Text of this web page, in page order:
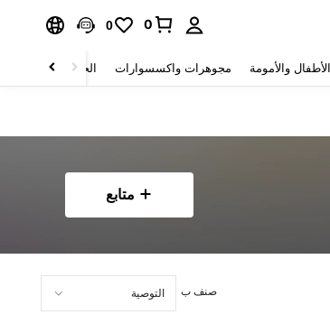
0
0
الأطفال والأمومة مجوهرات واكسسوارات الحقائب والأمتعة
متابع
صنف ب